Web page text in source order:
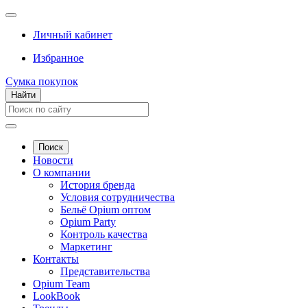
Личный кабинет
Избранное
Сумка покупок
Найти
Поиск
Новости
О компании
История бренда
Условия сотрудничества
Бельё Opium оптом
Opium Party
Контроль качества
Маркетинг
Контакты
Представительства
Opium Team
LookBook